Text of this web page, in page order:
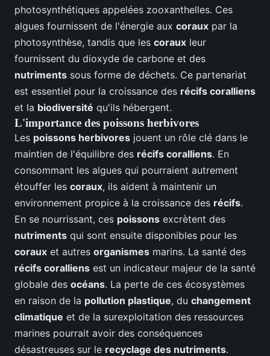
photosynthétiques appelées zooxanthelles. Ces
algues fournissent de l'énergie aux coraux par la
photosynthèse, tandis que les coraux leur
fournissent du dioxyde de carbone et des
nutriments sous forme de déchets. Ce partenariat
est essentiel pour la croissance des récifs coralliens
et la biodiversité qu'ils hébergent.
L'importance des poissons herbivores
Les poissons herbivores jouent un rôle clé dans le
maintien de l'équilibre des récifs coralliens. En
consommant les algues qui pourraient autrement
étouffer les coraux, ils aident à maintenir un
environnement propice à la croissance des récifs.
En se nourrissant, ces poissons excrètent des
nutriments qui sont ensuite disponibles pour les
coraux et autres organismes marins. La santé des
récifs coralliens est un indicateur majeur de la santé
globale des océans. La perte de ces écosystèmes
en raison de la pollution plastique, du changement
climatique et de la surexploitation des ressources
marines pourrait avoir des conséquences
désastreuses sur le recyclage des nutriments.